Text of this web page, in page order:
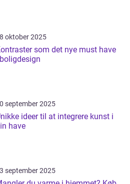
oktober 2025
som det nye must have
september 2025
ideer til at integrere kunst i
have
september 2025